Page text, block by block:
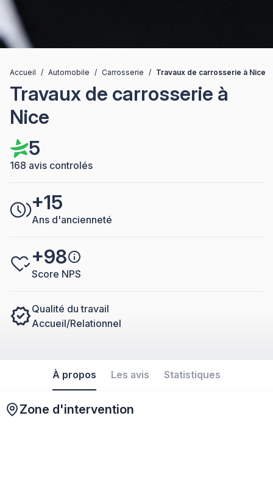
Accueil / Automobile / Carrosserie / Travaux de carrosserie à Nice
Travaux de carrosserie à
Nice
5
168 avis controlés
+15
Ans d'ancienneté
+98
Score NPS
Qualité du travail
Accueil/Relationnel
À propos Les avis Statistiques
Zone d'intervention